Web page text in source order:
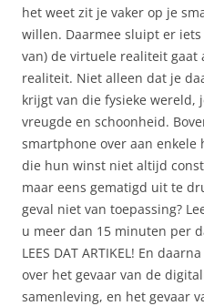
het weet zit je vaker op je
willen. Daarmee sluipt er
van) de virtuele realiteit gaat
realiteit. Niet alleen dat je
krijgt van die fysieke wereld,
vreugde en schoonheid.
smartphone over aan enkele
die hun winst niet altijd
maar eens gematigd uit te
geval niet van toepassing?
u meer dan 15 minuten per
LEES DAT ARTIKEL! En
over het gevaar van de
samenleving, en het gevaar